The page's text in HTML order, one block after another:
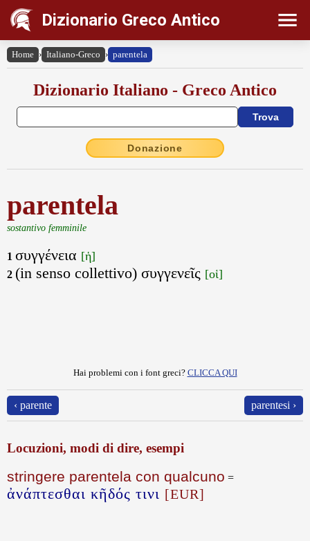
Dizionario Greco Antico
Home › Italiano-Greco › parentela
Dizionario Italiano - Greco Antico
Donazione
parentela
sostantivo femminile
1 συγγένεια [ἡ]
2 (in senso collettivo) συγγενεῖς [οἱ]
Hai problemi con i font greci? CLICCA QUI
‹ parente parentesi ›
Locuzioni, modi di dire, esempi
stringere parentela con qualcuno =
ἀνάπτεσθαι κῆδός τινι [EUR]